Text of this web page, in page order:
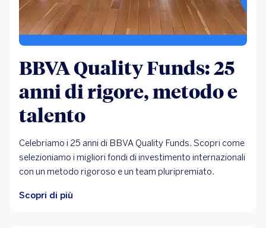
BBVA Quality Funds: 25
anni di rigore, metodo e
talento
Celebriamo i 25 anni di BBVA Quality Funds. Scopri come
selezioniamo i migliori fondi di investimento internazionali
con un metodo rigoroso e un team pluripremiato.
Scopri di più